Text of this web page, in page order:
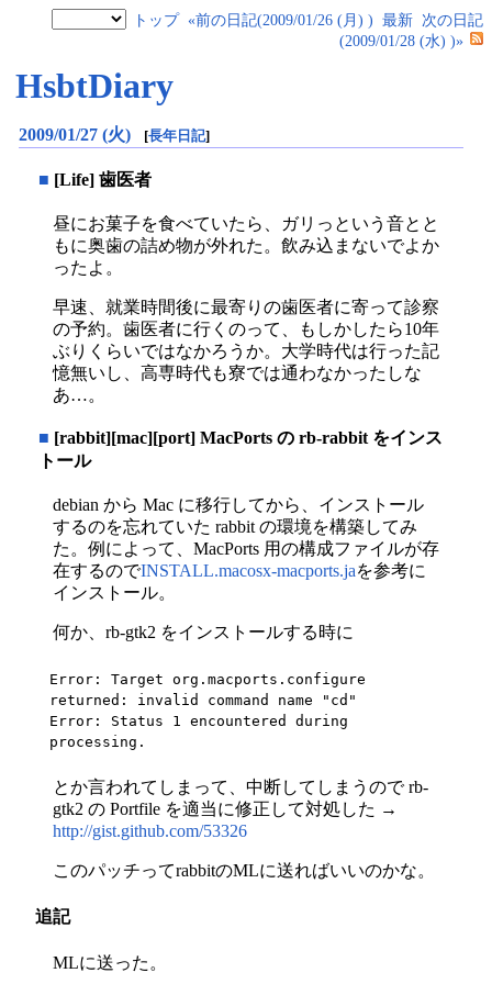
トップ «前の日記(2009/01/26 (月) ) 最新 次の日記
(2009/01/28 (水) )»
HsbtDiary
2009/01/27 (火) [長年日記]
■ [Life] 歯医者
昼にお菓子を食べていたら、ガリっという音とと
もに奥歯の詰め物が外れた。飲み込まないでよか
ったよ。
早速、就業時間後に最寄りの歯医者に寄って診察
の予約。歯医者に行くのって、もしかしたら10年
ぶりくらいではなかろうか。大学時代は行った記
憶無いし、高専時代も寮では通わなかったしな
あ…。
■ [rabbit][mac][port] MacPorts の rb-rabbit をインス
トール
debian から Mac に移行してから、インストール
するのを忘れていた rabbit の環境を構築してみ
た。例によって、MacPorts 用の構成ファイルが存
在するのでINSTALL.macosx-macports.jaを参考に
インストール。
何か、rb-gtk2 をインストールする時に
Error: Target org.macports.configure
returned: invalid command name "cd"
Error: Status 1 encountered during
processing.
とか言われてしまって、中断してしまうので rb-
gtk2 の Portfile を適当に修正して対処した →
http://gist.github.com/53326
このパッチってrabbitのMLに送ればいいのかな。
追記
MLに送った。